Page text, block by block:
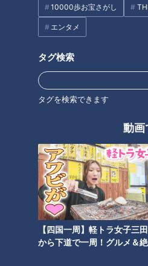
10000歩お宝さがし
エンタメ
タグ検索
タグを検索できます
動画
【四国一周】軽トラ女子三
から下道で一周！グルメ＆
対談トークが始まる前に憲伸さ
お祝いとしてフランス産の高級シ
できることならば収録スタジオ
欲しかったですね！
さて今回のお題目は…お祝いのシ
を外すわけにはいきません！侍
にチームの裏側をしっかり語って